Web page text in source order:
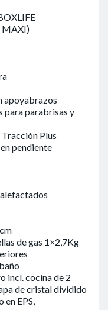
MAXI)
apoyabrazos
para parabrisas y
Plus
pendiente
de gas 1×2,7Kg
incl. cocina de 2
de cristal dividido
en EPS,